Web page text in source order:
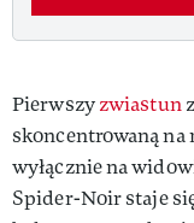
Pierwszyzwiastun
skoncentrowaną
wyłącznie na
Spider-Noir staje